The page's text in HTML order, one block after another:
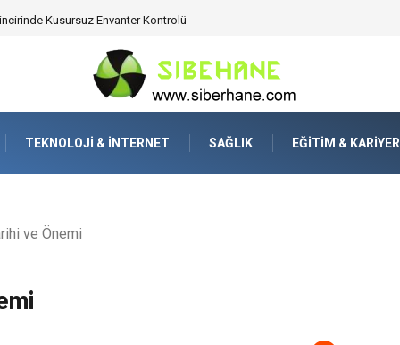
Uzak Bir Deşarj Alanı Tasarlayın
TEKNOLOJI & İNTERNET SAĞLIK EĞITIM & KARIYER
ve Önemi